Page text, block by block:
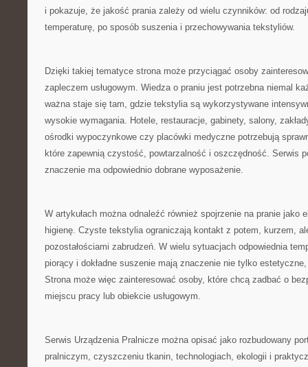
i pokazuje, że jakość prania zależy od wielu czynników: od
temperaturę, po sposób suszenia i przechowywania tekstyliów.
Dzięki takiej tematyce strona może przyciągać osoby
zapleczem usługowym. Wiedza o praniu jest potrzebna niemal
ważna staje się tam, gdzie tekstylia są wykorzystywane
wysokie wymagania. Hotele, restauracje, gabinety, salony,
ośrodki wypoczynkowe czy placówki medyczne potrzebują
które zapewnią czystość, powtarzalność i oszczędność. Serwis
znaczenie ma odpowiednio dobrane wyposażenie.
W artykułach można odnaleźć również spojrzenie na pranie jako
higienę. Czyste tekstylia ograniczają kontakt z potem, kurzem,
pozostałościami zabrudzeń. W wielu sytuacjach odpowiednia
piorący i dokładne suszenie mają znaczenie nie tylko
Strona może więc zainteresować osoby, które chcą zadbać o
miejscu pracy lub obiekcie usługowym.
Serwis Urządzenia Pralnicze można opisać jako rozbudowany
pralniczym, czyszczeniu tkanin, technologiach, ekologii i